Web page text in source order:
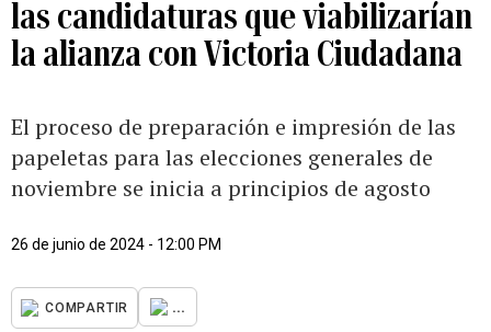
las candidaturas que viabilizarían
la alianza con Victoria Ciudadana
El proceso de preparación e impresión de las
papeletas para las elecciones generales de
noviembre se inicia a principios de agosto
26 de junio de 2024 - 12:00 PM
COMPARTIR ...